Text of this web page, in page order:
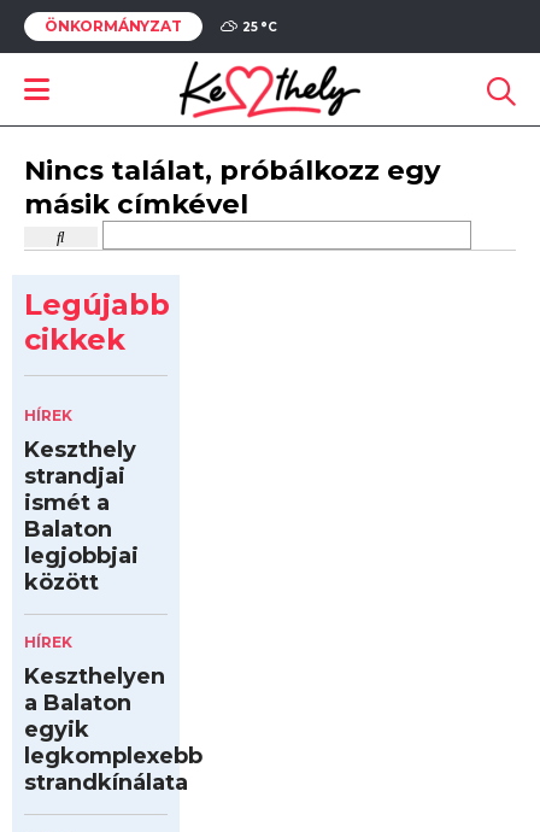
ÖNKORMÁNYZAT 25 °C
Nincs találat, próbálkozz egy
másik címkével
Legújabb
cikkek
HÍREK
Keszthely
strandjai
ismét a
Balaton
legjobbjai
között
HÍREK
Keszthelyen
a Balaton
egyik
legkomplexebb
strandkínálata